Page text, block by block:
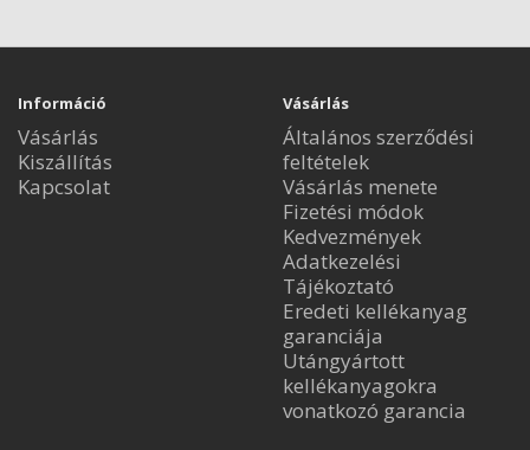
Információ
Vásárlás
Kiszállítás
Kapcsolat
Vásárlás
Általános szerződési
feltételek
Vásárlás menete
Fizetési módok
Kedvezmények
Adatkezelési
Tájékoztató
Eredeti kellékanyag
garanciája
Utángyártott
kellékanyagokra
vonatkozó garancia